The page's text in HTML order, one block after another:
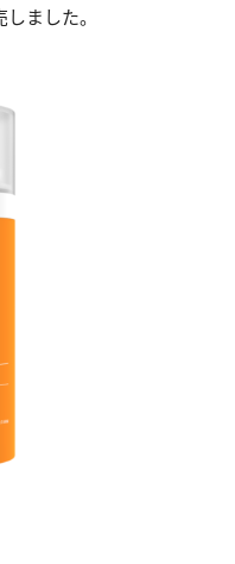
ました。